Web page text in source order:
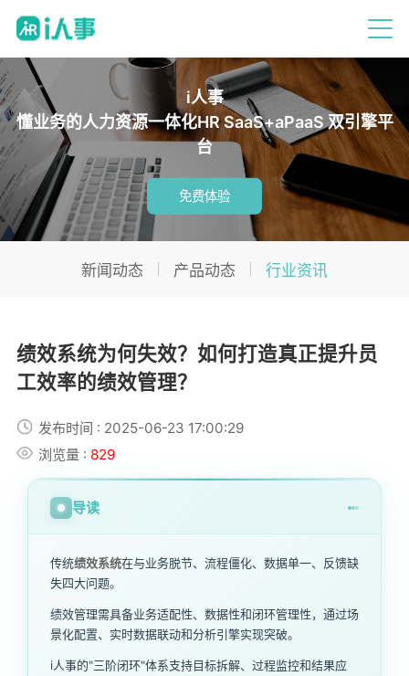
i人事
懂业务的人力资源一体化HR SaaS+aPaaS 双引擎平
台
免费体验
新闻动态 产品动态 行业资讯
绩效系统为何失效？如何打造真正提升员
工效率的绩效管理？
发布时间 : 2025-06-23 17:00:29
浏览量 : 829
导读
传统绩效系统在与业务脱节、流程僵化、数据单一、反馈缺
失四大问题。
绩效管理需具备业务适配性、数据性和闭环管理性，通过场
景化配置、实时数据联动和分析引擎实现突破。
i人事的"三阶闭环"体系支持目标拆解、过程监控和结果应